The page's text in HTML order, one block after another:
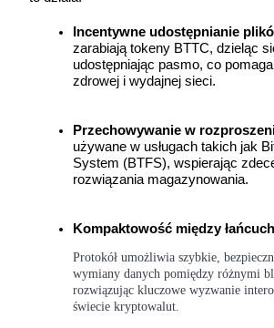
Informacja
Analiza Big Data, w tym informacje
Incentywne udostępnianie
zarabiają tokeny BTTC, dzieląc
udostępniając pasmo, co
zdrowej i wydajnej sieci.
Przechowywanie w
używane w usługach takich jak
System (BTFS), wspierając
rozwiązania magazynowania.
Kompaktowość między
Protokół umożliwia szybkie,
wymiany danych pomiędzy różnymi
rozwiązując kluczowe wyzwanie
świecie kryptowalut.